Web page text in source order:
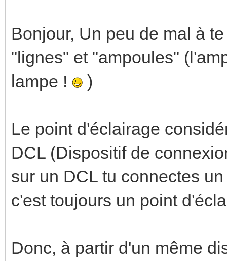
Bonjour, Un peu de mal à
"lignes" et "ampoules"
lampe !
)
Le point d'éclairage
DCL (Dispositif de
sur un DCL tu connectes
c'est toujours un point
Donc, à partir d'un même